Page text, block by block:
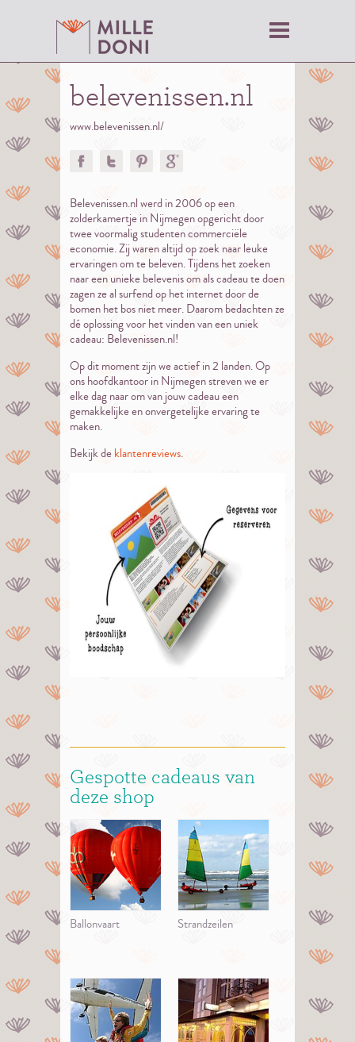
belevenissen.nl
www.belevenissen.nl/
Belevenissen.nl werd in 2006 op een
zolderkamertje in Nijmegen opgericht door
twee voormalig studenten commerciële
economie. Zij waren altijd op zoek naar leuke
ervaringen om te beleven. Tijdens het zoeken
naar een unieke belevenis om als cadeau te doen
zagen ze al surfend op het internet door de
bomen het bos niet meer. Daarom bedachten ze
dé oplossing voor het vinden van een uniek
cadeau: Belevenissen.nl!
Op dit moment zijn we actief in 2 landen. Op
ons hoofdkantoor in Nijmegen streven we er
elke dag naar om van jouw cadeau een
gemakkelijke en onvergetelijke ervaring te
maken.
Bekijk deklantenreviews.
Gespotte cadeaus van
deze shop
Ballonvaart Strandzeilen